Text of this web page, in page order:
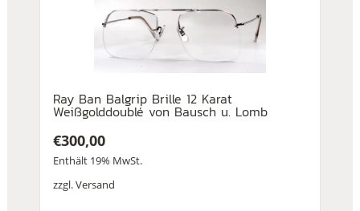
Ray Ban Balgrip Brille 12 Karat
Weißgolddoublé von Bausch u. Lomb
€300,00
Enthält 19% MwSt.
zzgl.Versand